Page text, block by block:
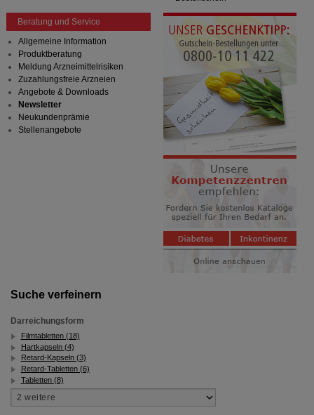
Suche verfeinern
Darreichungsform
Filmtabletten (18)
Hartkapseln (4)
Retard-Kapseln (3)
Retard-Tabletten (6)
Tabletten (8)
Beratung und Service
Allgemeine Information
Produktberatung
Meldung Arzneimittelrisiken
Zuzahlungsfreie Arzneien
Angebote & Downloads
Newsletter
Neukundenprämie
Stellenangebote